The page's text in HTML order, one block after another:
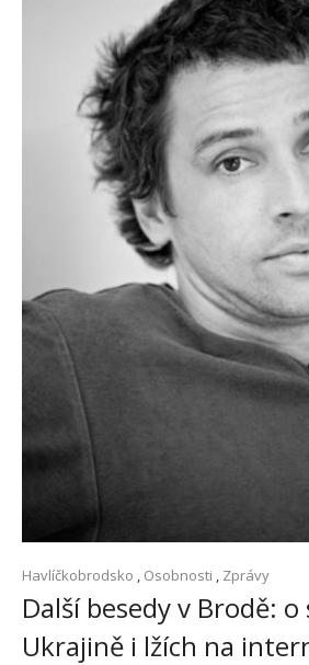
Havlíčkobrodsko , Osobnosti , Zprávy
Další besedy v Brodě: o
Ukrajině i lžích na